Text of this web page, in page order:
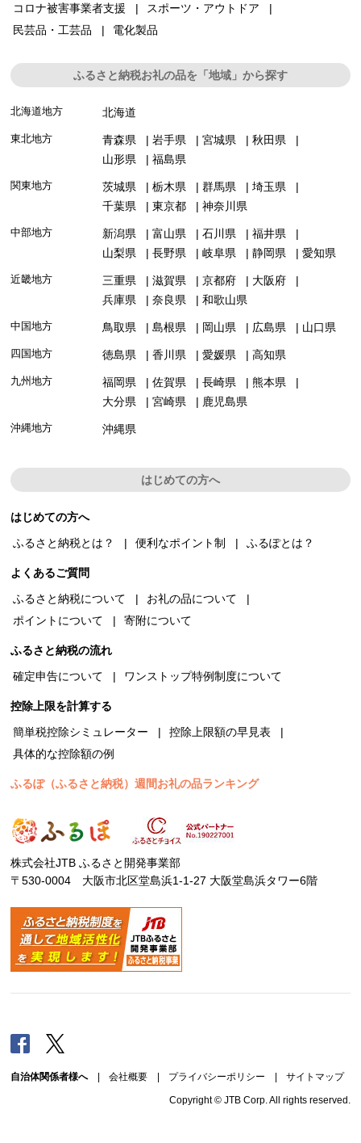
コロナ被害事業者支援
スポーツ・アウトドア
民芸品・工芸品
電化製品
ふるさと納税お礼の品を「地域」から探す
北海道地方 北海道
東北地方 青森県 岩手県 宮城県
秋田県
山形県
福島県
関東地方 茨城県 栃木県 群馬県
埼玉県
千葉県
東京都 神奈川県
中部地方 新潟県 富山県 石川県
福井県
山梨県
長野県 岐阜県 静岡県 愛知県
近畿地方 三重県 滋賀県 京都府
大阪府
兵庫県
奈良県 和歌山県
中国地方 鳥取県 島根県 岡山県 広島県 山口県
四国地方 徳島県 香川県 愛媛県 高知県
九州地方 福岡県 佐賀県 長崎県
熊本県
大分県
宮崎県 鹿児島県
沖縄地方 沖縄県
はじめての方へ
はじめての方へ
ふるさと納税とは？
便利なポイント制 ふるぽとは？
よくあるご質問
ふるさと納税について
お礼の品について
ポイントについて
寄附について
ふるさと納税の流れ
確定申告について
ワンストップ特例制度について
控除上限を計算する
簡単税控除シミュレーター
控除上限額の早見表
具体的な控除額の例
ふるぽ（ふるさと納税）週間お礼の品ランキング
株式会社JTB ふるさと開発事業部
〒530-0004 大阪市北区堂島浜1-1-27 大阪堂島浜タワー6階
Facebook
自治体関係者様へ| 会社概要 | プライバシーポリシー | サイトマップ
Copyright © JTB Corp. All rights reserved.